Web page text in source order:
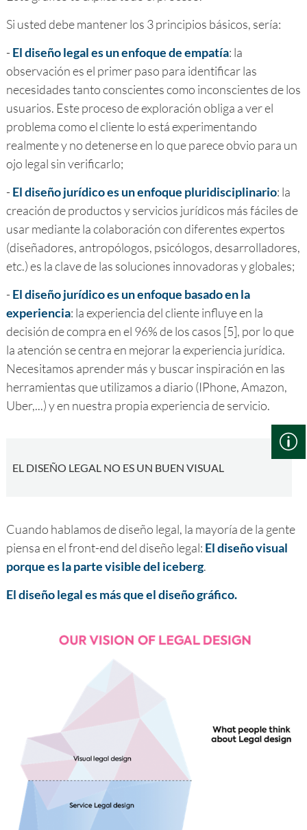
Si usted debe mantener los 3 principios básicos, sería:
- El diseño legal es un enfoque de empatía: la
observación es el primer paso para identificar las
necesidades tanto conscientes como inconscientes de los
usuarios. Este proceso de exploración obliga a ver el
problema como el cliente lo está experimentando
realmente y no detenerse en lo que parece obvio para un
ojo legal sin verificarlo;
- El diseño jurídico es un enfoque pluridisciplinario: la
creación de productos y servicios jurídicos más fáciles de
usar mediante la colaboración con diferentes expertos
(diseñadores, antropólogos, psicólogos, desarrolladores,
etc.) es la clave de las soluciones innovadoras y globales;
- El diseño jurídico es un enfoque basado en la
experiencia: la experiencia del cliente influye en la
decisión de compra en el 96% de los casos [5], por lo que
la atención se centra en mejorar la experiencia jurídica.
Necesitamos aprender más y buscar inspiración en las
herramientas que utilizamos a diario (IPhone, Amazon,
Uber,...) y en nuestra propia experiencia de servicio.
EL DISEÑO LEGAL NO ES UN BUEN VISUAL
Cuando hablamos de diseño legal, la mayoría de la gente
piensa en el front-end del diseño legal: El diseño visual
porque es la parte visible del iceberg.
El diseño legal es más que el diseño gráfico.